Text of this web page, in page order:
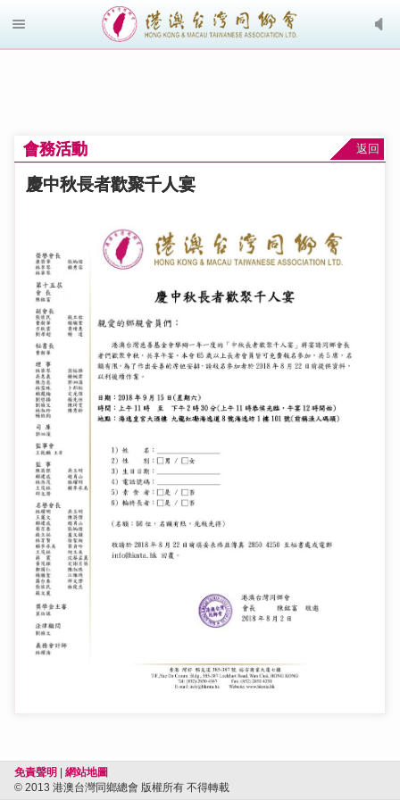
會務活動 返回
慶中秋長者歡聚千人宴
免責聲明
網站地圖
© 2013 港澳台灣同鄉總會 版權所有 不得轉載